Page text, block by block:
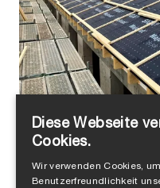
Alejandro Jimenez
Extrem reissfest
Klebekraft an
Diese Webseite
Cookies.
Wir verwenden Cookies,
Benutzerfreundlichkeit